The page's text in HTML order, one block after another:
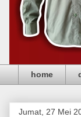
home
Jumat, 27 Mei